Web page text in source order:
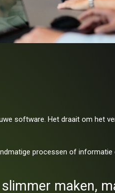
software. Het draait om het
processen of
maken,